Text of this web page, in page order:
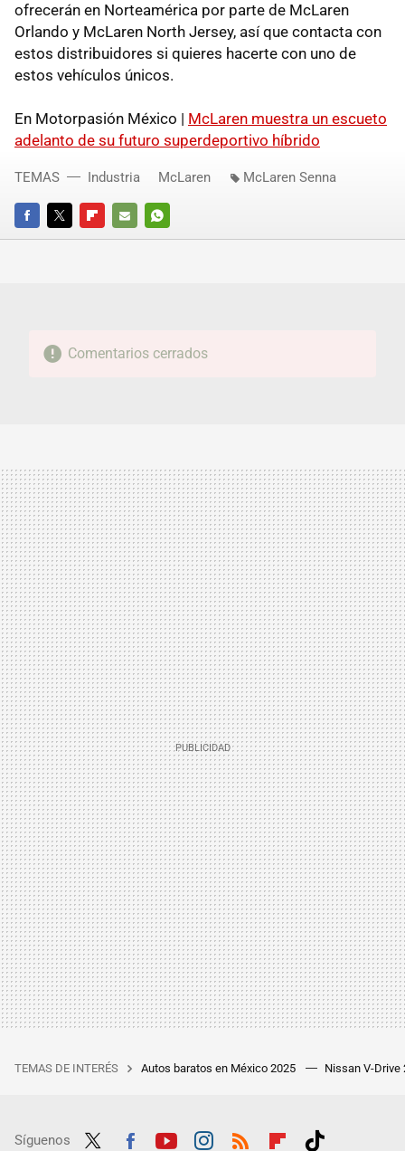
ofrecerán en Norteamérica por parte de McLaren
Orlando y McLaren North Jersey, así que contacta con
estos distribuidores si quieres hacerte con uno de
estos vehículos únicos.
En Motorpasión México | McLaren muestra un escueto
adelanto de su futuro superdeportivo híbrido
FACEBOOKTWITTERFLIPBOARD
E-
WHATSAPP
TEMAS Industria McLaren McLaren Senna
Comentarios cerrados
TEMAS DE INTERÉS Autos baratos en México 2025 Nissan V-Drive
Síguenos